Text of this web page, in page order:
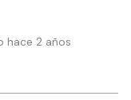
hace 2 años